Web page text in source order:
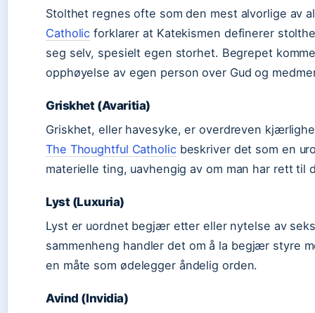
Stolthet regnes ofte som den mest alvorlige av
Catholic forklarer at Katekismen definerer
seg selv, spesielt egen storhet. Begrepet
opphøyelse av egen person over Gud og
Griskhet (Avaritia)
Griskhet, eller havesyke, er overdreven
The Thoughtful Catholicbeskriver det som en
materielle ting, uavhengig av om man har rett til
Lyst (Luxuria)
Lyst er uordnet begjær etter eller nytelse av
sammenheng handler det om å la begjær styre
en måte som ødelegger åndelig orden.
Avind (Invidia)